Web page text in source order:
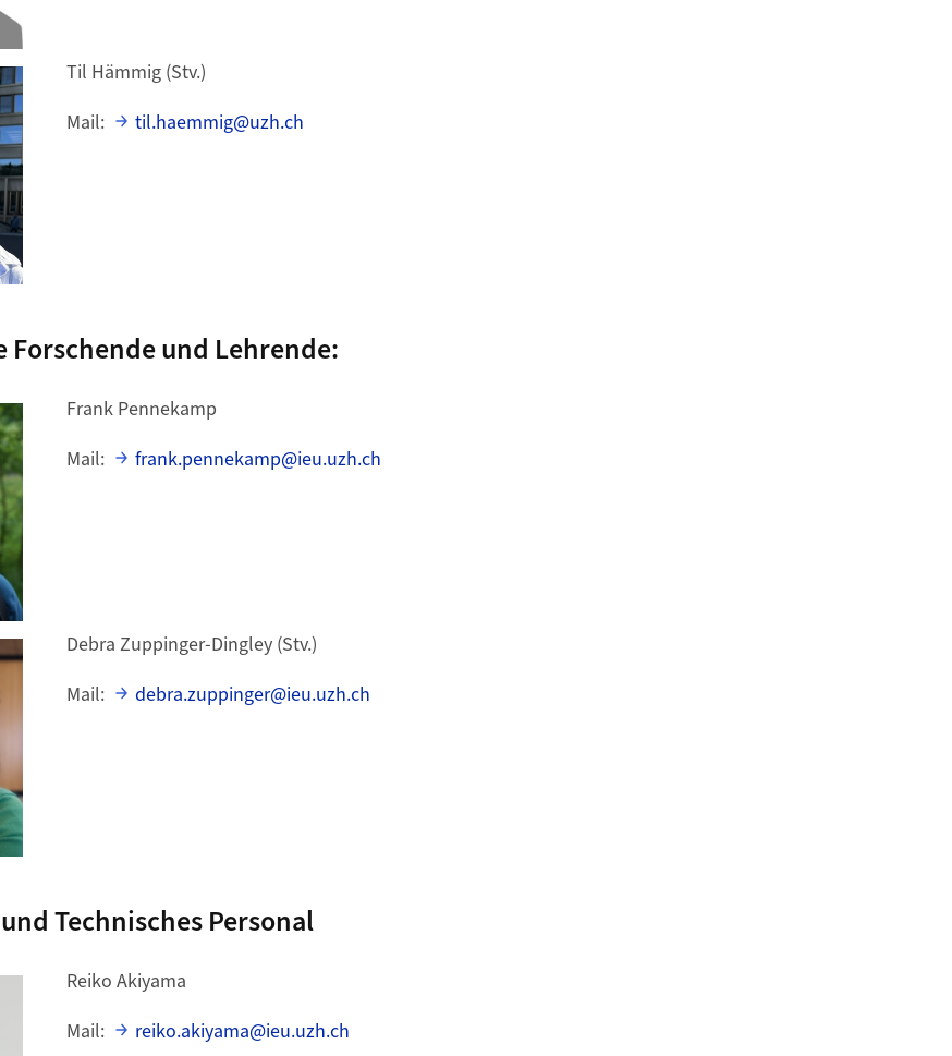
Til Hämmig (Stv.)
Mail:
til.haemmig@uzh.ch
und Lehrende:
Frank Pennekamp
Mail:
frank.pennekamp@ieu.uzh.ch
Debra Zuppinger-Dingley (Stv.)
Mail:
debra.zuppinger@ieu.uzh.ch
Technisches Personal
Reiko Akiyama
Mail:
reiko.akiyama@ieu.uzh.ch